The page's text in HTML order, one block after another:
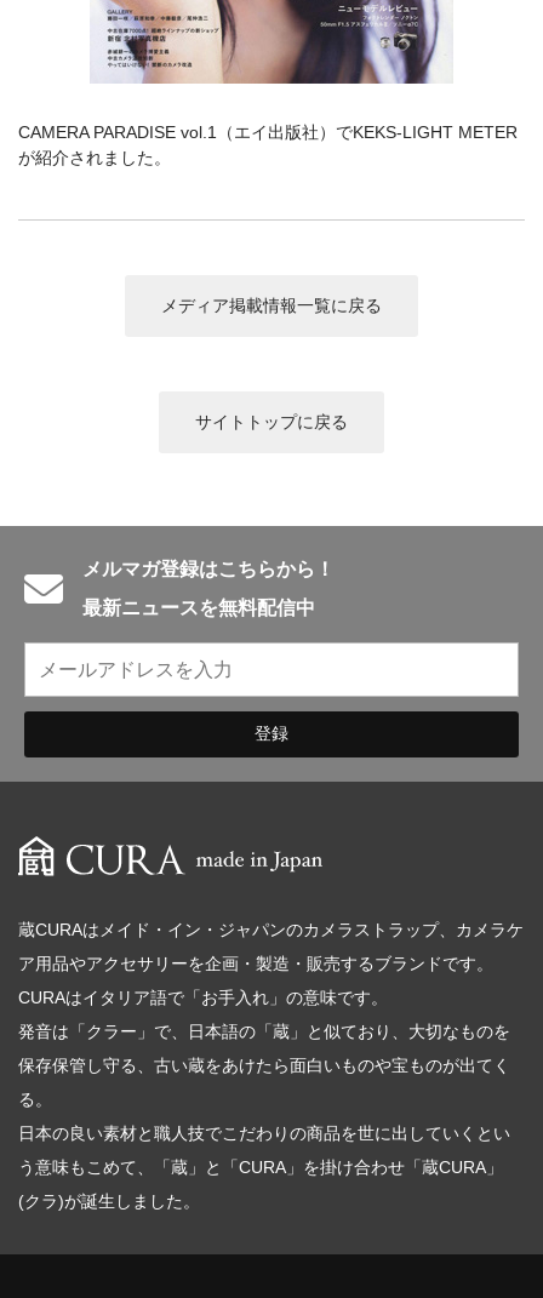
ソフトレリーズ「小丸」 フィルムカメラ
ワンタイムカメラ カメラストラップ
English introduction
CAMERA PARADISE vol.1（エイ出版社）でKEKS-LIGHT METER
が紹介されました。
メディア掲載情報一覧に戻る
サイトトップに戻る
メルマガ登録はこちらから！
最新ニュースを無料配信中
蔵CURAはメイド・イン・ジャパンのカメラストラップ、カメラケ
ア用品やアクセサリーを企画・製造・販売するブランドです。
CURAはイタリア語で「お手入れ」の意味です。
発音は「クラー」で、日本語の「蔵」と似ており、大切なものを
保存保管し守る、古い蔵をあけたら面白いものや宝ものが出てく
る。
日本の良い素材と職人技でこだわりの商品を世に出していくとい
う意味もこめて、「蔵」と「CURA」を掛け合わせ「蔵CURA」
(クラ)が誕生しました。